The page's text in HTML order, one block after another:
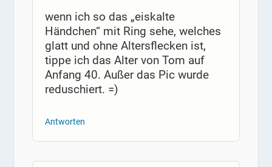
wenn ich so das „eiskalte
Händchen“ mit Ring sehe, welches
glatt und ohne Altersflecken ist,
tippe ich das Alter von Tom auf
Anfang 40. Außer das Pic wurde
reduschiert. =)
Antworten